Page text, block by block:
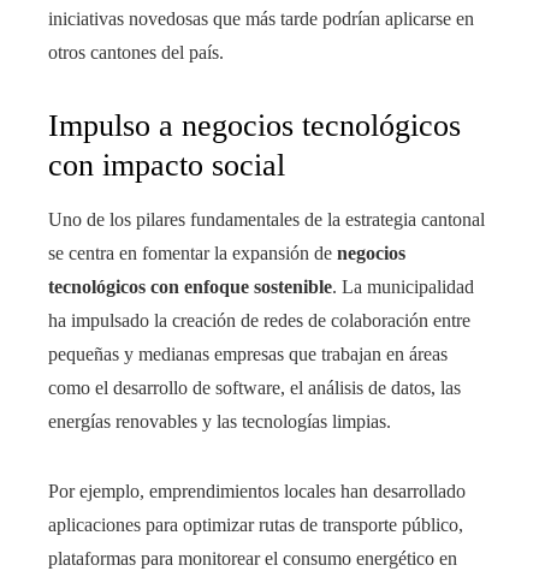
iniciativas novedosas que más tarde podrían aplicarse en
otros cantones del país.
Impulso a negocios tecnológicos
con impacto social
Uno de los pilares fundamentales de la estrategia cantonal
se centra en fomentar la expansión de negocios
tecnológicos con enfoque sostenible. La municipalidad
ha impulsado la creación de redes de colaboración entre
pequeñas y medianas empresas que trabajan en áreas
como el desarrollo de software, el análisis de datos, las
energías renovables y las tecnologías limpias.
Por ejemplo, emprendimientos locales han desarrollado
aplicaciones para optimizar rutas de transporte público,
plataformas para monitorear el consumo energético en